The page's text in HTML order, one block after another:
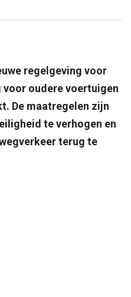
link
regelgeving voor
oudere voertuigen
De maatregelen zijn
te verhogen en
terug te